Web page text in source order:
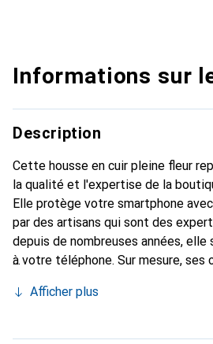
Informations sur
Description
Cette housse en cuir pleine fleur
la qualité et l'expertise de la
Elle protège votre smartphone
par des artisans qui sont des
depuis de nombreuses années,
à votre téléphone. Sur mesure, ses
l'accessoire chic et indispensable
haute qualité, la marque Noreve est
Afficher plus